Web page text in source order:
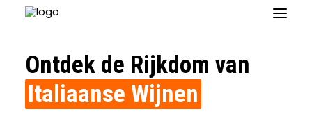
Ontdek de Rijkdom van
Italiaanse Wijnen